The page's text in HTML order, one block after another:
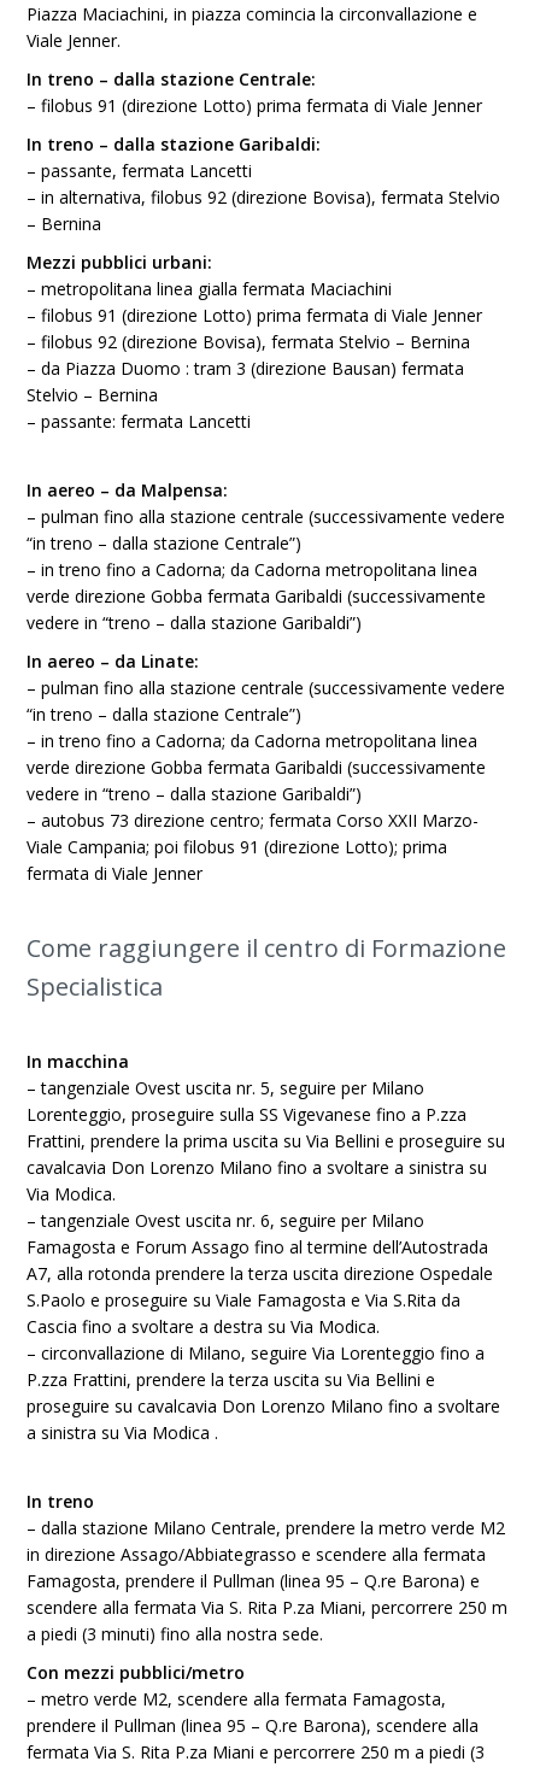
Piazza Maciachini, in piazza comincia la circonvallazione e
Viale Jenner.
In treno – dalla stazione Centrale:
– filobus 91 (direzione Lotto) prima fermata di Viale Jenner
In treno – dalla stazione Garibaldi:
– passante, fermata Lancetti
– in alternativa, filobus 92 (direzione Bovisa), fermata Stelvio
– Bernina
Mezzi pubblici urbani:
– metropolitana linea gialla fermata Maciachini
– filobus 91 (direzione Lotto) prima fermata di Viale Jenner
– filobus 92 (direzione Bovisa), fermata Stelvio – Bernina
– da Piazza Duomo : tram 3 (direzione Bausan) fermata
Stelvio – Bernina
– passante: fermata Lancetti
In aereo – da Malpensa:
– pulman fino alla stazione centrale (successivamente vedere
“in treno – dalla stazione Centrale”)
– in treno fino a Cadorna; da Cadorna metropolitana linea
verde direzione Gobba fermata Garibaldi (successivamente
vedere in “treno – dalla stazione Garibaldi”)
In aereo – da Linate:
– pulman fino alla stazione centrale (successivamente vedere
“in treno – dalla stazione Centrale”)
– in treno fino a Cadorna; da Cadorna metropolitana linea
verde direzione Gobba fermata Garibaldi (successivamente
vedere in “treno – dalla stazione Garibaldi”)
– autobus 73 direzione centro; fermata Corso XXII Marzo-
Viale Campania; poi filobus 91 (direzione Lotto); prima
fermata di Viale Jenner
Come raggiungere il centro di Formazione
Specialistica
In macchina
– tangenziale Ovest uscita nr. 5, seguire per Milano
Lorenteggio, proseguire sulla SS Vigevanese fino a P.zza
Frattini, prendere la prima uscita su Via Bellini e proseguire su
cavalcavia Don Lorenzo Milano fino a svoltare a sinistra su
Via Modica.
– tangenziale Ovest uscita nr. 6, seguire per Milano
Famagosta e Forum Assago fino al termine dell’Autostrada
A7, alla rotonda prendere la terza uscita direzione Ospedale
S.Paolo e proseguire su Viale Famagosta e Via S.Rita da
Cascia fino a svoltare a destra su Via Modica.
– circonvallazione di Milano, seguire Via Lorenteggio fino a
P.zza Frattini, prendere la terza uscita su Via Bellini e
proseguire su cavalcavia Don Lorenzo Milano fino a svoltare
a sinistra su Via Modica .
In treno
– dalla stazione Milano Centrale, prendere la metro verde M2
in direzione Assago/Abbiategrasso e scendere alla fermata
Famagosta, prendere il Pullman (linea 95 – Q.re Barona) e
scendere alla fermata Via S. Rita P.za Miani, percorrere 250 m
a piedi (3 minuti) fino alla nostra sede.
Con mezzi pubblici/metro
– metro verde M2, scendere alla fermata Famagosta,
prendere il Pullman (linea 95 – Q.re Barona), scendere alla
fermata Via S. Rita P.za Miani e percorrere 250 m a piedi (3